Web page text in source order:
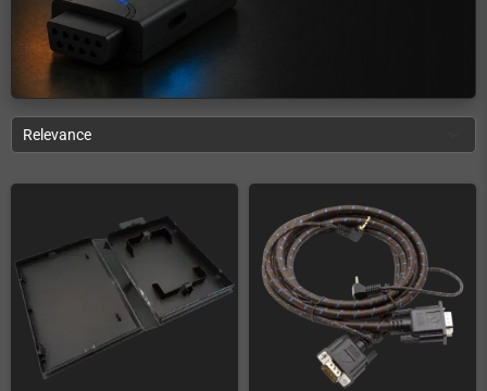
Relevance